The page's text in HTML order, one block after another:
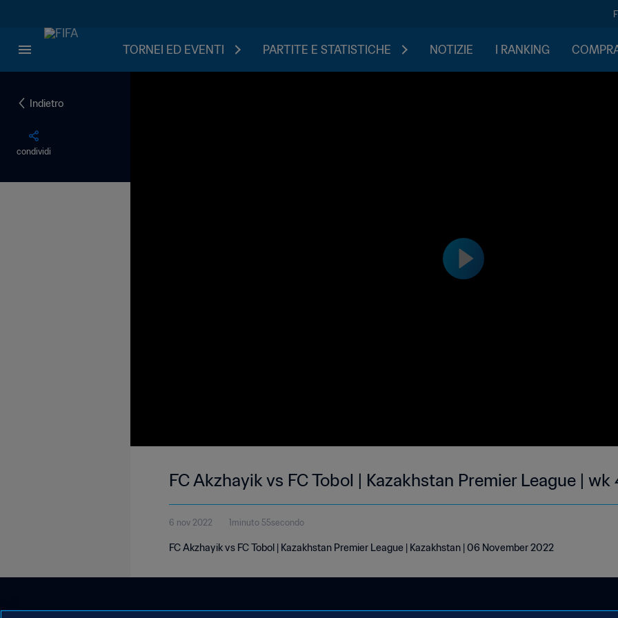
TORNEI ED EVENTI PARTITE E STATISTICHE NOTIZIE I RANKING
Indietro
condividi
FC Akzhayik vs FC Tobol | Kazakhstan Premier League |
6 nov 2022 1minuto 55secondo
FC Akzhayik vs FC Tobol | Kazakhstan Premier League | Kazakhstan | 06 November 2022